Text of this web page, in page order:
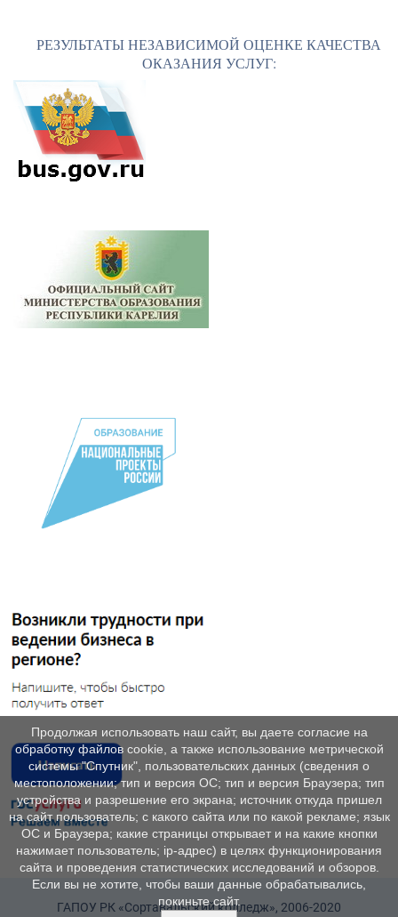
РЕЗУЛЬТАТЫ НЕЗАВИСИМОЙ ОЦЕНКЕ КАЧЕСТВА
ОКАЗАНИЯ УСЛУГ:
ГАПОУ РК «Сортавальский колледж», 2006-2020
Продолжая использовать наш сайт, вы даете согласие на
обработку файлов cookie, а также использование метрической
системы "Спутник", пользовательских данных (сведения о
местоположении; тип и версия ОС; тип и версия Браузера; тип
устройства и разрешение его экрана; источник откуда пришел
на сайт пользователь; с какого сайта или по какой рекламе; язык
ОС и Браузера; какие страницы открывает и на какие кнопки
нажимает пользователь; ip-адрес) в целях функционирования
сайта и проведения статистических исследований и обзоров.
Если вы не хотите, чтобы ваши данные обрабатывались,
покиньте сайт.